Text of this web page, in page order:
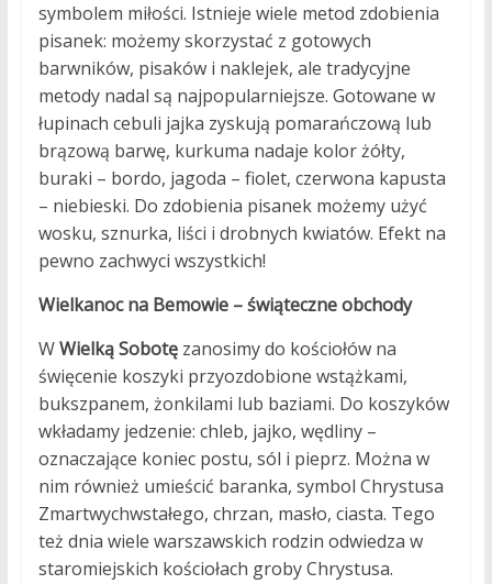
symbolem miłości. Istnieje wiele metod zdobienia
pisanek: możemy skorzystać z gotowych
barwników, pisaków i naklejek, ale tradycyjne
metody nadal są najpopularniejsze. Gotowane w
łupinach cebuli jajka zyskują pomarańczową lub
brązową barwę, kurkuma nadaje kolor żółty,
buraki – bordo, jagoda – fiolet, czerwona kapusta
– niebieski. Do zdobienia pisanek możemy użyć
wosku, sznurka, liści i drobnych kwiatów. Efekt na
pewno zachwyci wszystkich!
Wielkanoc na Bemowie – świąteczne obchody
WWielką Sobotęzanosimy do kościołów na
święcenie koszyki przyozdobione wstążkami,
bukszpanem, żonkilami lub baziami. Do koszyków
wkładamy jedzenie: chleb, jajko, wędliny –
oznaczające koniec postu, sól i pieprz. Można w
nim również umieścić baranka, symbol Chrystusa
Zmartwychwstałego, chrzan, masło, ciasta. Tego
też dnia wiele warszawskich rodzin odwiedza w
staromiejskich kościołach groby Chrystusa.